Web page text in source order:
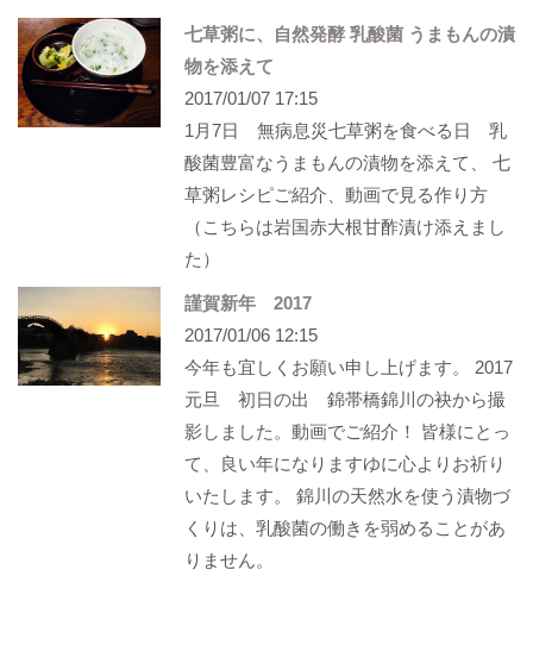
七草粥に、自然発酵 乳酸菌 うまもんの漬
物を添えて
2017/01/07 17:15
1月7日 無病息災七草粥を食べる日 乳
酸菌豊富なうまもんの漬物を添えて、 七
草粥レシピご紹介、動画で見る作り方
（こちらは岩国赤大根甘酢漬け添えまし
た）
謹賀新年 2017
2017/01/06 12:15
今年も宜しくお願い申し上げます。 2017
元旦 初日の出 錦帯橋錦川の袂から撮
影しました。動画でご紹介！ 皆様にとっ
て、良い年になりますゆに心よりお祈り
いたします。 錦川の天然水を使う漬物づ
くりは、乳酸菌の働きを弱めることがあ
りません。